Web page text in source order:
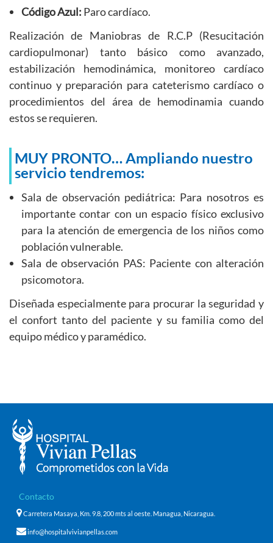
Código Azul: Paro cardíaco.
Realización de Maniobras de R.C.P (Resucitación
cardiopulmonar) tanto básico como avanzado,
estabilización hemodinámica, monitoreo cardíaco
continuo y preparación para cateterismo cardíaco o
procedimientos del área de hemodinamia cuando
estos se requieren.
MUY PRONTO… Ampliando nuestro
servicio tendremos:
Sala de observación pediátrica: Para nosotros es
importante contar con un espacio físico exclusivo
para la atención de emergencia de los niños como
población vulnerable.
Sala de observación PAS: Paciente con alteración
psicomotora.
Diseñada especialmente para procurar la seguridad y
el confort tanto del paciente y su familia como del
equipo médico y paramédico.
Contacto
Carretera Masaya, Km. 9.8, 200 mts al oeste. Managua, Nicaragua.
info@hospitalvivianpellas.com